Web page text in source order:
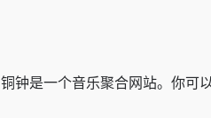
铜钟是一个音乐聚合网站。你可